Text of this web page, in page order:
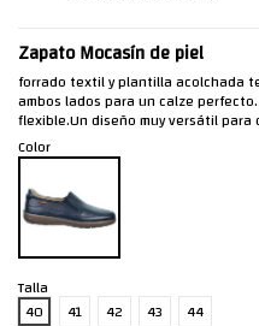
Zapato Mocasín de piel
forrado textil y plantilla acolchada
ambos lados para un calze
flexible.Un diseño muy versátil
Color
Talla
40
41 42 43 44